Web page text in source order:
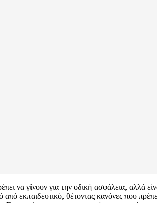
να γίνουν για την οδική ασφάλεια, αλλά
εκπαιδευτικό, θέτοντας κανόνες που